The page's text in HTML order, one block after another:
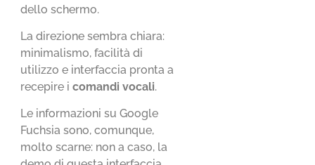
dello schermo.
La direzione sembra chiara:
minimalismo, facilità di
utilizzo e interfaccia pronta a
recepire icomandi vocali.
Le informazioni su Google
Fuchsia sono, comunque,
molto scarne: non a caso, la